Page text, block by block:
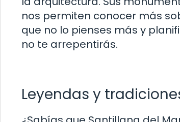
nos permiten conocer más
que no lo pienses más y
no te arrepentirás.
Leyendas y